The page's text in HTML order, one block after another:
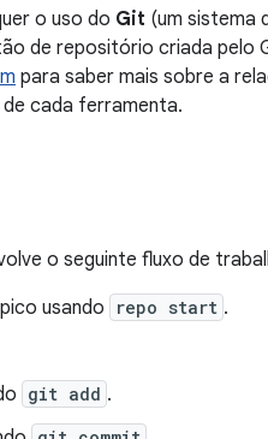
o uso do Git (um sistema
de repositório criada pelo
para saber mais sobre a
cada ferramenta.
o seguinte fluxo de
usando
repo start .
git add .